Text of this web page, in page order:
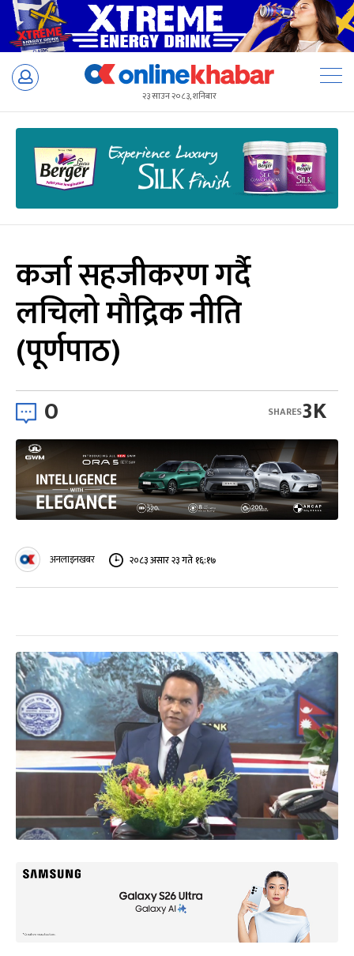
Skip
२३ साउन २०८३, शनिबार
कर्जा सहजीकरण गर्दै
लचिलो मौद्रिक नीति
(पूर्णपाठ)
0 3K
SHARES
अनलाइनखबर २०८३ असार २३ गते १६:१७